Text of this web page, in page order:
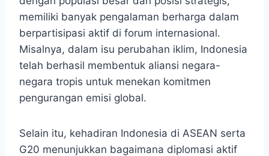
memiliki banyak pengalaman berharga dalam
berpartisipasi aktif di forum internasional.
Misalnya, dalam isu perubahan iklim, Indonesia
telah berhasil membentuk aliansi negara-
negara tropis untuk menekan komitmen
pengurangan emisi global.
Selain itu, kehadiran Indonesia di ASEAN serta
G20 menunjukkan bagaimana diplomasi aktif